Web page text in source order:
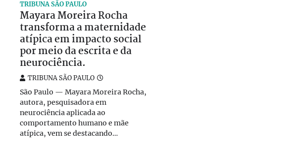
TRIBUNA SÃO PAULO
Mayara Moreira Rocha
transforma a maternidade
atípica em impacto social
por meio da escrita e da
neurociência.
TRIBUNA SÃO PAULO
São Paulo — Mayara Moreira Rocha,
autora, pesquisadora em
neurociência aplicada ao
comportamento humano e mãe
atípica, vem se destacando…